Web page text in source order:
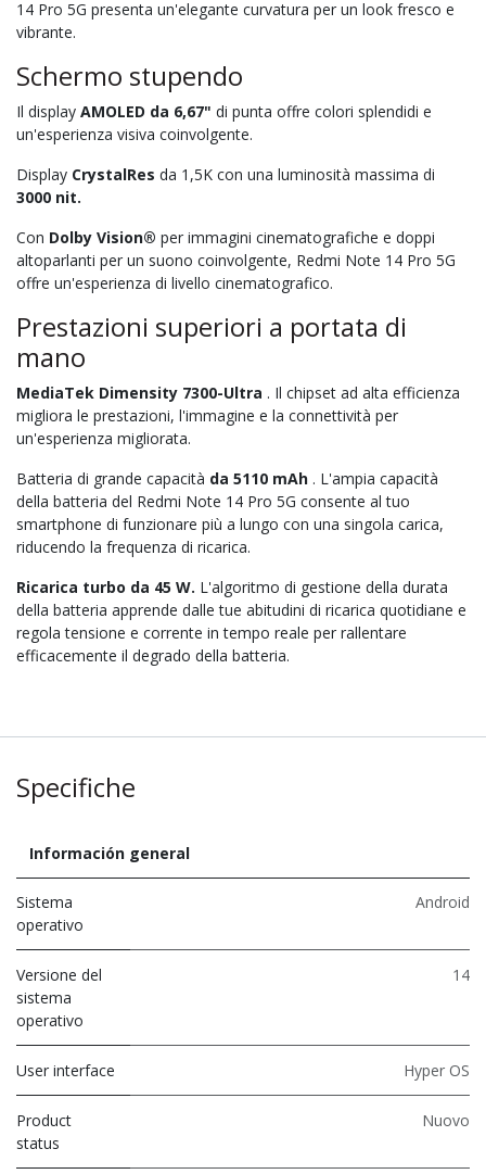
14 Pro 5G presenta un'elegante curvatura per un look fresco e
vibrante.
Schermo stupendo
Il display AMOLED da 6,67" di punta offre colori splendidi e
un'esperienza visiva coinvolgente.
Display CrystalRes da 1,5K con una luminosità massima di
3000 nit.
Con Dolby Vision® per immagini cinematografiche e doppi
altoparlanti per un suono coinvolgente, Redmi Note 14 Pro 5G
offre un'esperienza di livello cinematografico.
Prestazioni superiori a portata di
mano
MediaTek Dimensity 7300-Ultra . Il chipset ad alta efficienza
migliora le prestazioni, l'immagine e la connettività per
un'esperienza migliorata.
Batteria di grande capacità da 5110 mAh . L'ampia capacità
della batteria del Redmi Note 14 Pro 5G consente al tuo
smartphone di funzionare più a lungo con una singola carica,
riducendo la frequenza di ricarica.
Ricarica turbo da 45 W. L'algoritmo di gestione della durata
della batteria apprende dalle tue abitudini di ricarica quotidiane e
regola tensione e corrente in tempo reale per rallentare
efficacemente il degrado della batteria.
Specifiche
Información general
Sistema
operativo
Android
Versione del
sistema
operativo
14
User interface Hyper OS
Product
status
Nuovo